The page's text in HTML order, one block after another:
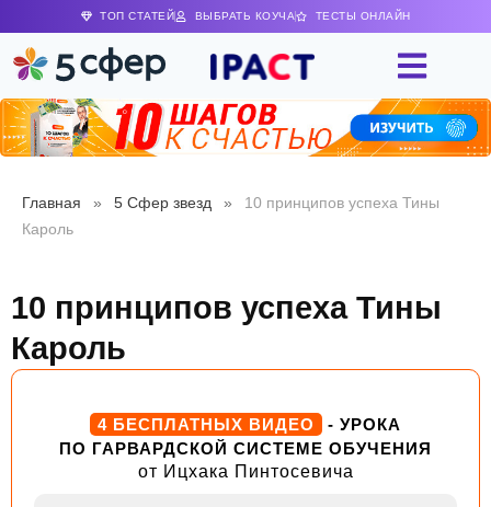
ТОП СТАТЕЙ ВЫБРАТЬ КОУЧА ТЕСТЫ ОНЛАЙН
Главная » 5 Сфер звезд »
10 принципов успеха Тины
Кароль
10 принципов успеха Тины
Кароль
4 БЕСПЛАТНЫХ ВИДЕО
- УРОКА
ПО ГАРВАРДСКОЙ СИСТЕМЕ ОБУЧЕНИЯ
от Ицхака Пинтосевича